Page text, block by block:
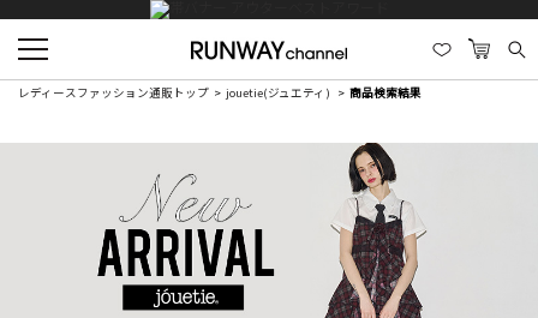
レディースファッション通販トップ jouetie(ジュエティ) 商品検索結果